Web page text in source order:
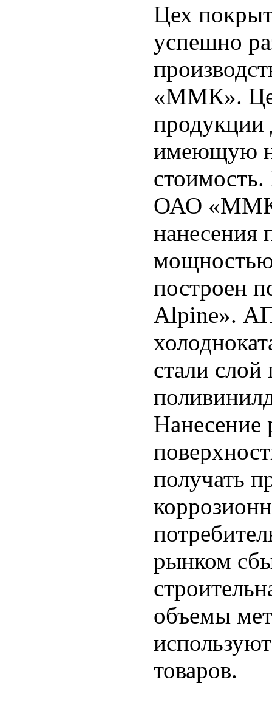
Цех
успешно
«ММК».
продукции
имеющую
ОАО «ММК»
нанесения
построен
Alpine».
стали слой
Нанесение
получать
рынком
объемы
товаров.